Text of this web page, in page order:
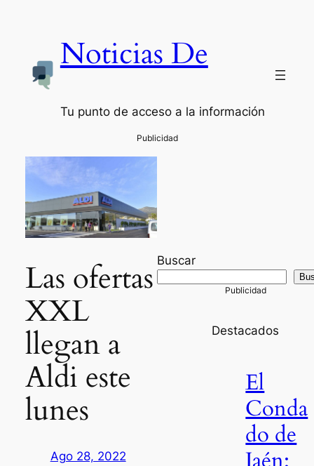
Noticias De
Tu punto de acceso a la información
Las ofertas
XXL
llegan a
Aldi este
lunes
Ago 28, 2022
Buscar
Destacados
El
Conda
do de